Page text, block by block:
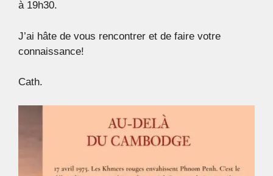
à 19h30.
J’ai hâte de vous rencontrer et de faire votre
connaissance!
Cath.